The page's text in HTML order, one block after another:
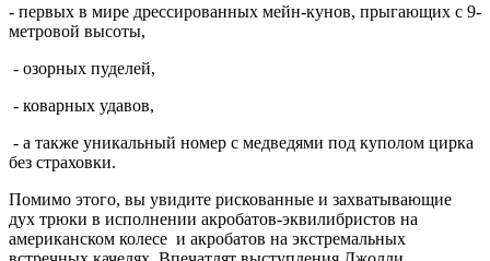
- первых в мире дрессированных мейн-кунов, прыгающих с 9-
метровой высоты,
- озорных пуделей,
- коварных удавов,
- а также уникальный номер с медведями под куполом цирка
без страховки.
Помимо этого, вы увидите рискованные и захватывающие
дух трюки в исполнении акробатов-эквилибристов на
американском колесе и акробатов на экстремальных